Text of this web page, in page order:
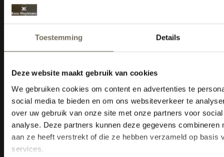
Outlet
Service
Sitemap
Cookiebeleid
Informatie
KVK: 18035105
Tel: 013-5284815
E-mail:
Info@kooskluytmans.nl
Openingstijden
Maandag: